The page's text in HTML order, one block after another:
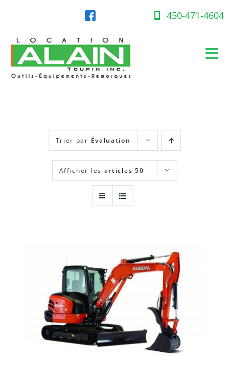
450-471-4604
Gaz propane
Succursales
Trier par Évaluation
Afficher les articles 50
DÉTAILS